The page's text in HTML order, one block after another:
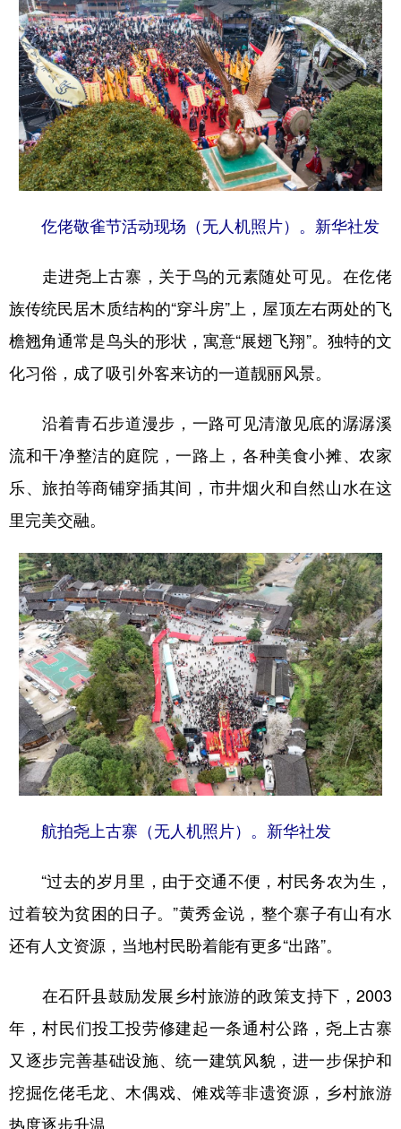
仡佬敬雀节活动现场（无人机照片）。新华社发
走进尧上古寨，关于鸟的元素随处可见。在仡佬
族传统民居木质结构的“穿斗房”上，屋顶左右两处的飞
檐翘角通常是鸟头的形状，寓意“展翅飞翔”。独特的文
化习俗，成了吸引外客来访的一道靓丽风景。
沿着青石步道漫步，一路可见清澈见底的潺潺溪
流和干净整洁的庭院，一路上，各种美食小摊、农家
乐、旅拍等商铺穿插其间，市井烟火和自然山水在这
里完美交融。
航拍尧上古寨（无人机照片）。新华社发
“过去的岁月里，由于交通不便，村民务农为生，
过着较为贫困的日子。”黄秀金说，整个寨子有山有水
还有人文资源，当地村民盼着能有更多“出路”。
在石阡县鼓励发展乡村旅游的政策支持下，2003
年，村民们投工投劳修建起一条通村公路，尧上古寨
又逐步完善基础设施、统一建筑风貌，进一步保护和
挖掘仡佬毛龙、木偶戏、傩戏等非遗资源，乡村旅游
热度逐步升温。